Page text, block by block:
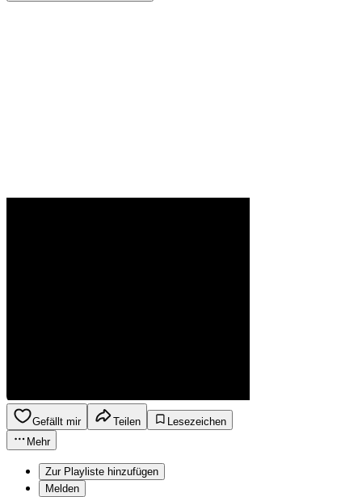
Gefällt mir Teilen
Lesezeichen
Mehr
Zur Playliste hinzufügen
Melden